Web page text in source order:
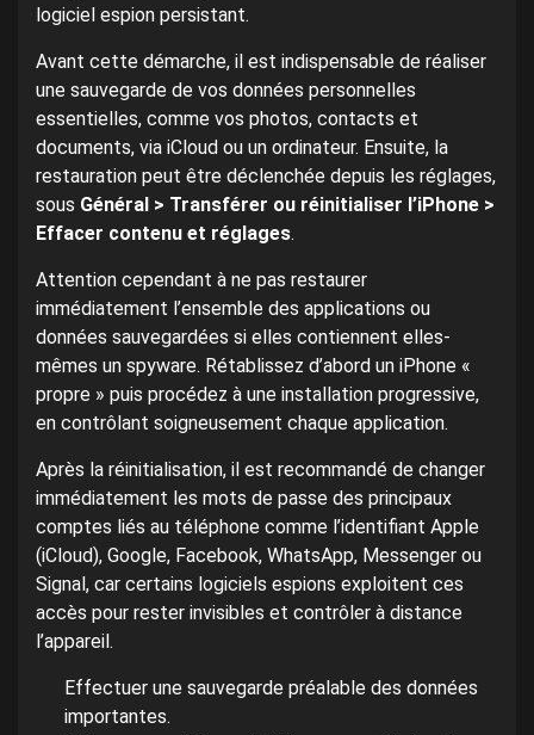
logiciel espion persistant.
Avant cette démarche, il est indispensable de réaliser
une sauvegarde de vos données personnelles
essentielles, comme vos photos, contacts et
documents, via iCloud ou un ordinateur. Ensuite, la
restauration peut être déclenchée depuis les réglages,
sous Général > Transférer ou réinitialiser l’iPhone >
Effacer contenu et réglages.
Attention cependant à ne pas restaurer
immédiatement l’ensemble des applications ou
données sauvegardées si elles contiennent elles-
mêmes un spyware. Rétablissez d’abord un iPhone «
propre » puis procédez à une installation progressive,
en contrôlant soigneusement chaque application.
Après la réinitialisation, il est recommandé de changer
immédiatement les mots de passe des principaux
comptes liés au téléphone comme l’identifiant Apple
(iCloud), Google, Facebook, WhatsApp, Messenger ou
Signal, car certains logiciels espions exploitent ces
accès pour rester invisibles et contrôler à distance
l’appareil.
Effectuer une sauvegarde préalable des données
importantes.